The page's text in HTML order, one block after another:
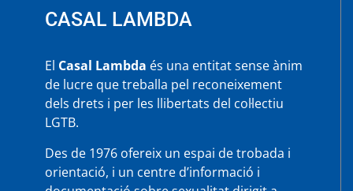
CASAL LAMBDA
El Casal Lambda és una entitat sense ànim
de lucre que treballa pel reconeixement
dels drets i per les llibertats del col·lectiu
LGTB.
Des de 1976 ofereix un espai de trobada i
orientació, i un centre d’informació i